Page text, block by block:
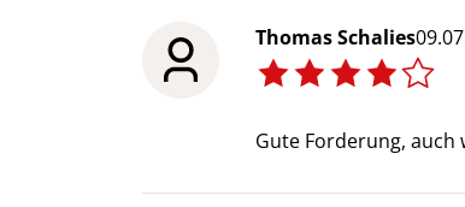
Thomas Schalies
Gute Forderung, auch